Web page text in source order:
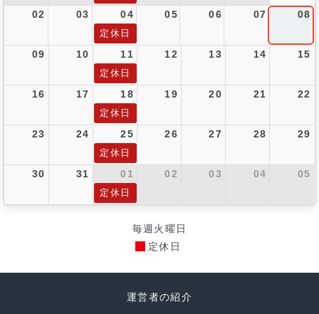
02 03 04 05 06 07 08
定休日
09 10 11 12 13 14 15
定休日
16 17 18 19 20 21 22
定休日
23 24 25 26 27 28 29
定休日
30 31 01 02 03 04 05
定休日
毎週火曜日
定休日
運営者の紹介